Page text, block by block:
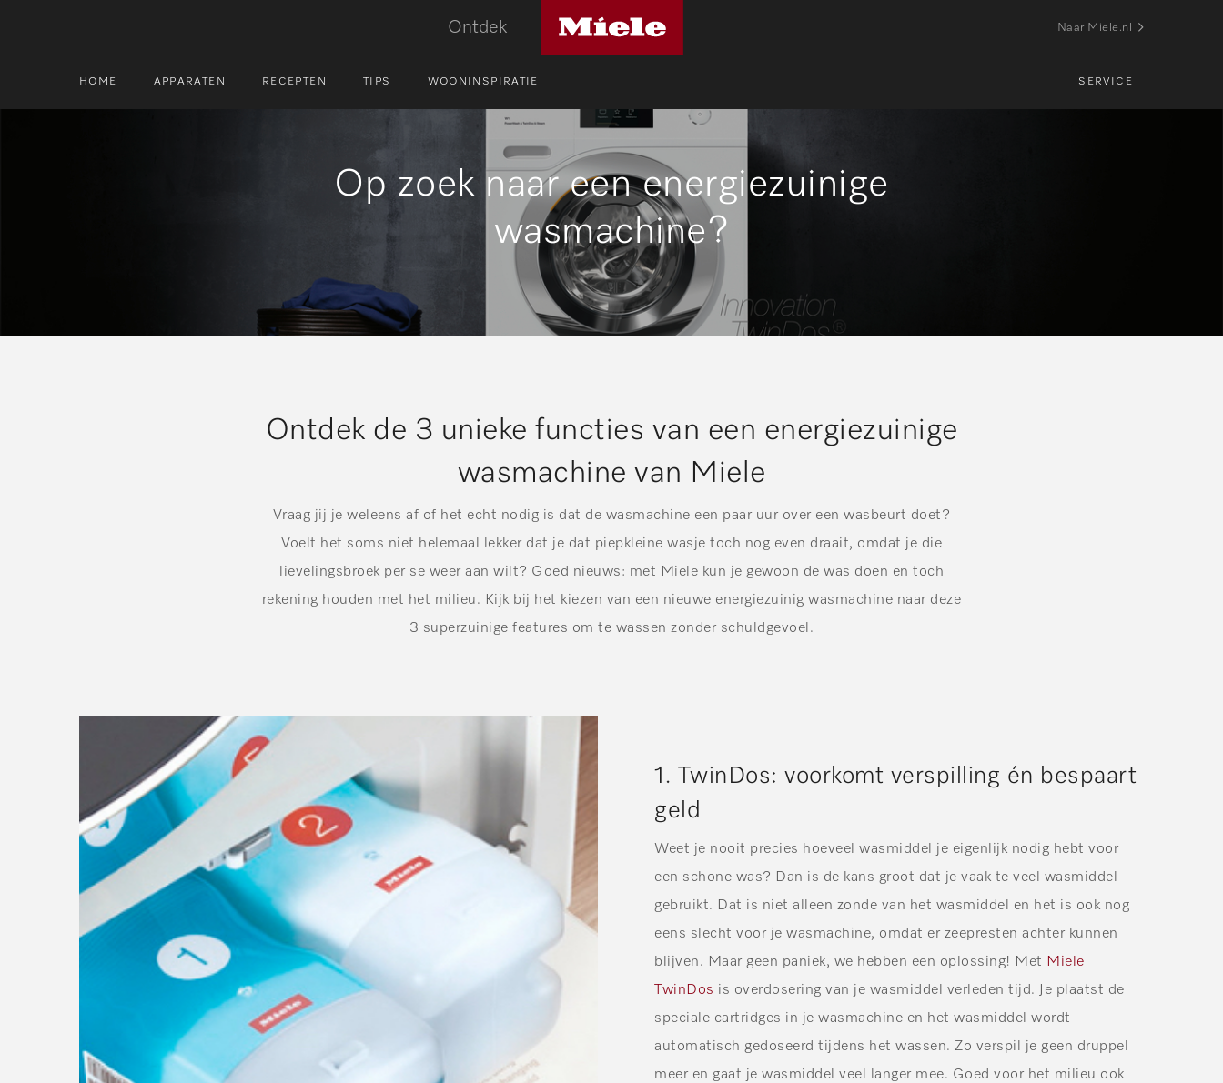
Ontdek
logo
Naar Miele.nl
HOME APPARATEN RECEPTEN TIPS WOONINSPIRATIE SERVICE
Op zoek naar een energiezuinige
wasmachine?
Ontdek de 3 unieke functies van een energiezuinige
wasmachine van Miele
Vraag jij je weleens af of het echt nodig is dat de wasmachine een paar uur over een wasbeurt doet?
Voelt het soms niet helemaal lekker dat je dat piepkleine wasje toch nog even draait, omdat je die
lievelingsbroek per se weer aan wilt? Goed nieuws: met Miele kun je gewoon de was doen en toch
rekening houden met het milieu. Kijk bij het kiezen van een nieuwe energiezuinig wasmachine naar deze
3 superzuinige features om te wassen zonder schuldgevoel.
1. TwinDos: voorkomt verspilling én bespaart
geld
Weet je nooit precies hoeveel wasmiddel je eigenlijk nodig hebt voor
een schone was? Dan is de kans groot dat je vaak te veel wasmiddel
gebruikt. Dat is niet alleen zonde van het wasmiddel en het is ook nog
eens slecht voor je wasmachine, omdat er zeepresten achter kunnen
blijven. Maar geen paniek, we hebben een oplossing! Met Miele
TwinDos is overdosering van je wasmiddel verleden tijd. Je plaatst de
speciale cartridges in je wasmachine en het wasmiddel wordt
automatisch gedoseerd tijdens het wassen. Zo verspil je geen druppel
meer en gaat je wasmiddel veel langer mee. Goed voor het milieu ook